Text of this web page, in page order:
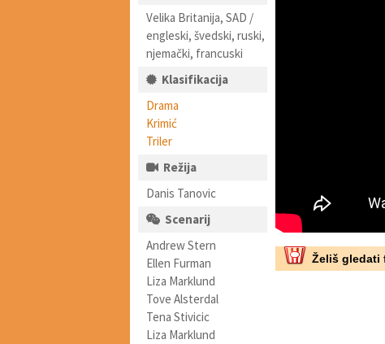
Velika Britanija, SAD /
engleski, švedski, ruski,
njemački, francuski
Klasifikacija
Drama
Krimić
Triler
Režija
Danis Tanovic
Scenarij
Andrew Stern
Ellen Furman
Liza Marklund
Tove Alsterdal
Tena Stivicic
Liza Marklund
Želiš gledati